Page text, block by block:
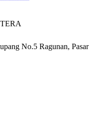
No.5 Ragunan, Pasar